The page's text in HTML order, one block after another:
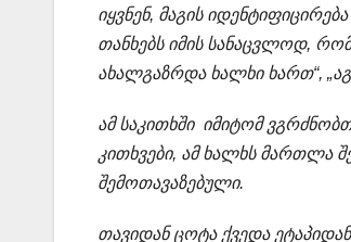
იყვნენ, მაგის
თანხებს იმის სანაცვლოდ,
ახალგაზრდა ხალხი ხართ“,
ამ საკითხში იმიტომ
კითხვები, ამ ხალხს
შემოთავაზებული.
თავიდან ცოტა ქვედა